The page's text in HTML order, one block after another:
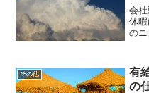
会
休
のニ
な
休
その他
有
の